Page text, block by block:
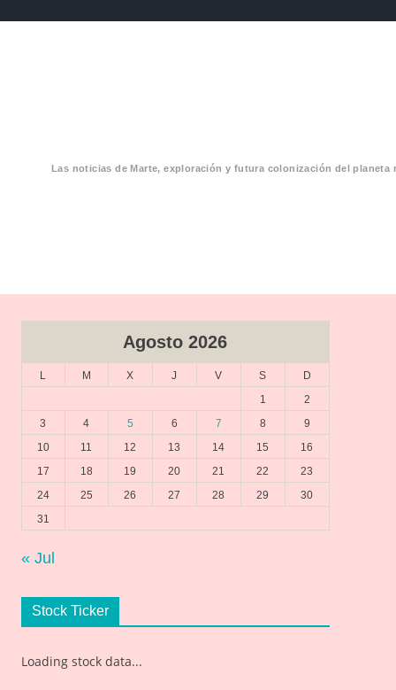
Las noticias de Marte, exploración y futura colonización del planeta
Agosto 2026
L M X J V S
D
1
2
3
4 5 6 7 8
9
10
11 12 13 14 15
16
17
18 19 20 21 22
23
24
25 26 27 28 29
30
31
« Jul
Stock Ticker
Loading stock data...